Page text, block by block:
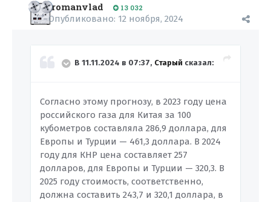
romanvlad 13 032
Опубликовано: 12 ноября, 2024
В 11.11.2024 в 07:37, Старый сказал:
Согласно этому прогнозу, в 2023 году цена
российского газа для Китая за 100
кубометров составляла 286,9 доллара, для
Европы и Турции — 461,3 доллара. В 2024
году для КНР цена составляет 257
долларов, для Европы и Турции — 320,3. В
2025 году стоимость, соответственно,
должна составить 243,7 и 320,1 доллара, в